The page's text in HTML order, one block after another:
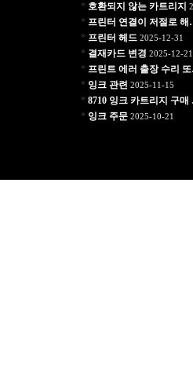
* 호환되지 않는 카트리지
* 프린터 연결이 저절로
* 프린터 헤드 2025-12-31
* 결재카드 변경 2025-12-21
* 프린트 에러 출장 수리
* 잉크 관련 2025-11-15
* 8710 잉크 카트리지 구
* 잉크 주문2025-10-21